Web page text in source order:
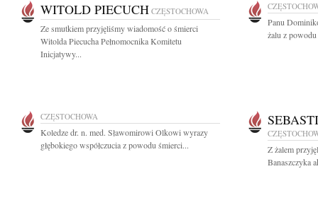
WITOLD PIECUCH CZĘSTOCHOWA
Ze smutkiem przyjęliśmy wiadomość o śmierci
Witolda Piecucha Pełnomocnika Komitetu
Inicjatywy...
Panu
żalu z powodu
CZĘSTOCHOWA
Koledze dr. n. med. Sławomirowi Olkowi wyrazy
głębokiego współczucia z powodu śmierci...
Z żalem
Banaszczyka